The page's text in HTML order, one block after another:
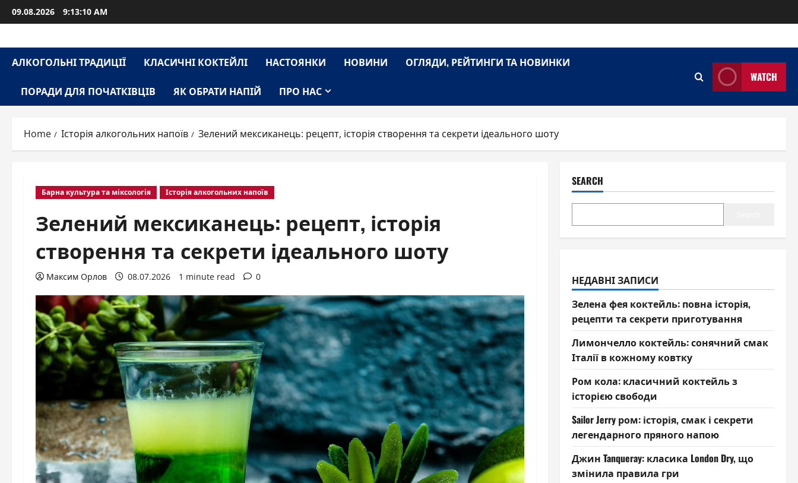
Skip
to
09.08.2026 9:13:11 AM
АЛКОГОЛЬНІ ТРАДИЦІЇ КЛАСИЧНІ КОКТЕЙЛІ НАСТОЯНКИ НОВИНИ ОГЛЯДИ, РЕЙТИНГИ ТА НОВИНКИ
ПОРАДИ ДЛЯ ПОЧАТКІВЦІВ ЯК ОБРАТИ НАПІЙ ПРО НАС
WATCH
Home Історія алкогольних напоїв Зелений мексиканець: рецепт, історія створення та секрети ідеального шоту
Барна культура та міксологія Історія алкогольних напоїв
Зелений мексиканець: рецепт, історія
створення та секрети ідеального шоту
Максим Орлов 08.07.2026 1 minute read 0
SEARCH
НЕДАВНІ ЗАПИСИ
Зелена фея коктейль: повна історія,
рецепти та секрети приготування
Лимончелло коктейль: сонячний смак
Італії в кожному ковтку
Ром кола: класичний коктейль з
історією свободи
Sailor Jerry ром: історія, смак і секрети
легендарного пряного напою
Джин Tanqueray: класика London Dry, що
змінила правила гри